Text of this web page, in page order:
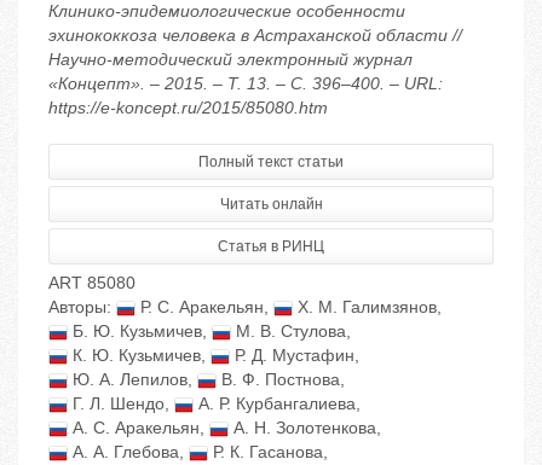
Клинико-эпидемиологические особенности
эхинококкоза человека в Астраханской области //
Научно-методический электронный журнал
«Концепт». – 2015. – Т. 13. – С. 396–400. – URL:
https://e-koncept.ru/2015/85080.htm
Полный текст статьи
Читать онлайн
Статья в РИНЦ
ART 85080
Авторы:
Р. С. Аракельян, Х. М. Галимзянов,
Б. Ю. Кузьмичев, М. В. Стулова,
К. Ю. Кузьмичев, Р. Д. Мустафин,
Ю. А. Лепилов, В. Ф. Постнова,
Г. Л. Шендо, А. Р. Курбангалиева,
А. С. Аракельян, А. Н. Золотенкова,
А. А. Глебова, Р. К. Гасанова,